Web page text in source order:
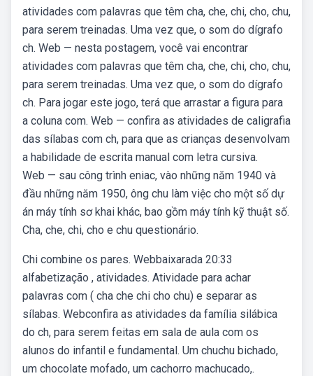
atividades com palavras que têm cha, che, chi, cho, chu,
para serem treinadas. Uma vez que, o som do dígrafo
ch. Web — nesta postagem, você vai encontrar
atividades com palavras que têm cha, che, chi, cho, chu,
para serem treinadas. Uma vez que, o som do dígrafo
ch. Para jogar este jogo, terá que arrastar a figura para
a coluna com. Web — confira as atividades de caligrafia
das sílabas com ch, para que as crianças desenvolvam
a habilidade de escrita manual com letra cursiva.
Web — sau công trình eniac, vào những năm 1940 và
đầu những năm 1950, ông chu làm việc cho một số dự
án máy tính sơ khai khác, bao gồm máy tính kỹ thuật số.
Cha, che, chi, cho e chu questionário.
Chi combine os pares. Webbaixarada 20:33
alfabetização , atividades. Atividade para achar
palavras com ( cha che chi cho chu) e separar as
sílabas. Webconfira as atividades da família silábica
do ch, para serem feitas em sala de aula com os
alunos do infantil e fundamental. Um chuchu bichado,
um chocolate mofado, um cachorro machucado,.